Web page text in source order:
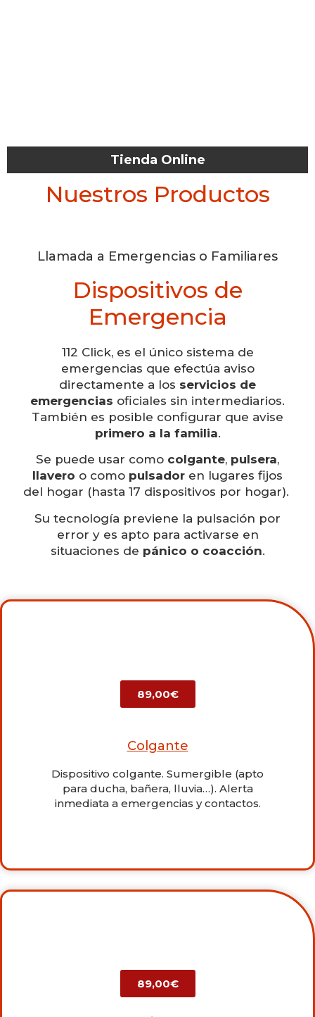
Tienda Online
Nuestros Productos
Llamada a Emergencias o Familiares
Dispositivos de
Emergencia
112 Click, es el único sistema de
emergencias que efectúa aviso
directamente a los servicios de
emergencias oficiales sin intermediarios.
También es posible configurar que avise
primero a la familia.
Se puede usar como colgante, pulsera,
llavero o como pulsador en lugares fijos
del hogar (hasta 17 dispositivos por hogar).
Su tecnología previene la pulsación por
error y es apto para activarse en
situaciones de pánico o coacción.
89,00€
Colgante
Dispositivo colgante. Sumergible (apto
para ducha, bañera, lluvia…). Alerta
inmediata a emergencias y contactos.
89,00€